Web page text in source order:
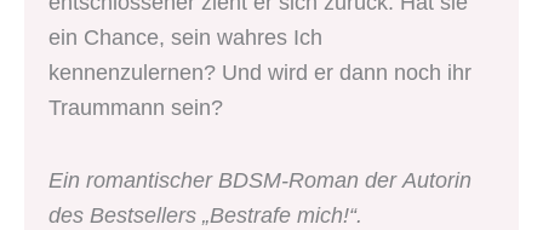
ein Chance, sein wahres Ich
kennenzulernen? Und wird er dann noch ihr
Traummann sein?
Ein romantischer BDSM-Roman der Autorin
des Bestsellers „Bestrafe mich!“.